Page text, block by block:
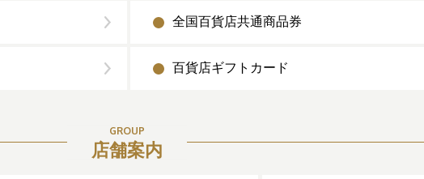
全国百貨店共通商品券
百貨店ギフトカード
GROUP
店舗案内